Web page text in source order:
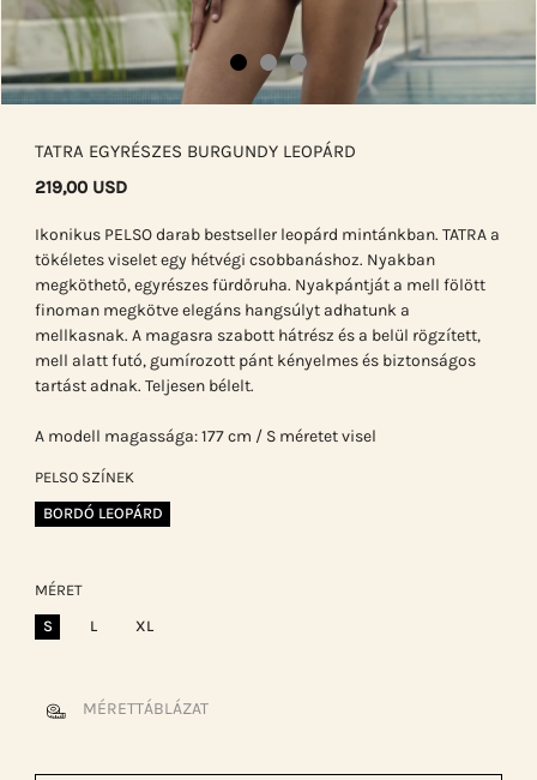
TATRA EGYRÉSZES BURGUNDY LEOPÁRD
219,00 USD
Ikonikus PELSO darab bestseller leopárd mintánkban. TATRA a
tökéletes viselet egy hétvégi csobbanáshoz. Nyakban
megköthető, egyrészes fürdőruha. Nyakpántját a mell fölött
finoman megkötve elegáns hangsúlyt adhatunk a
mellkasnak. A magasra szabott hátrész és a belül rögzített,
mell alatt futó, gumírozott pánt kényelmes és biztonságos
tartást adnak. Teljesen bélelt.
A modell magassága: 177 cm / S méretet visel
PELSO SZÍNEK
BORDÓ LEOPÁRD
MÉRET
S
L XL
MÉRETTÁBLÁZAT